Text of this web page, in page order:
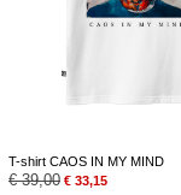
T-shirt CAOS IN MY MIND
€39,00 € 33,15